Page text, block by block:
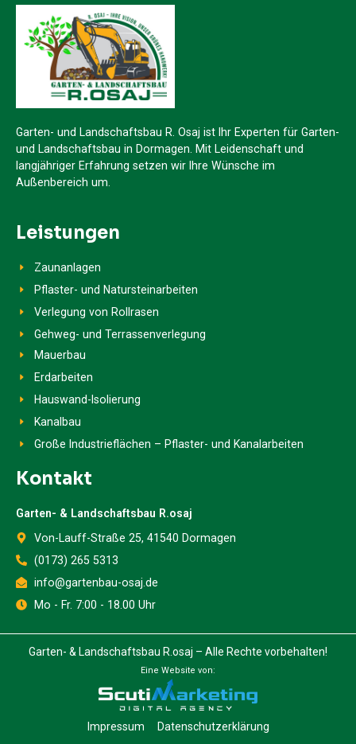
Garten- und Landschaftsbau R. Osaj ist Ihr Experten für Garten-
und Landschaftsbau in Dormagen. Mit Leidenschaft und
langjähriger Erfahrung setzen wir Ihre Wünsche im
Außenbereich um.
Leistungen
Zaunanlagen
Pflaster- und Natursteinarbeiten
Verlegung von Rollrasen
Gehweg- und Terrassenverlegung
Mauerbau
Erdarbeiten
Hauswand-Isolierung
Kanalbau
Große Industrieflächen – Pflaster- und Kanalarbeiten
Kontakt
Garten- & Landschaftsbau R.osaj
Von-Lauff-Straße 25, 41540 Dormagen
(0173) 265 5313
info@gartenbau-osaj.de
Mo - Fr. 7:00 - 18.00 Uhr
Garten- & Landschaftsbau R.osaj – Alle Rechte vorbehalten!
Eine Website von:
Impressum Datenschutzerklärung